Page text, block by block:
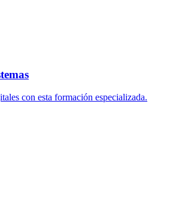
con esta formación especializada.